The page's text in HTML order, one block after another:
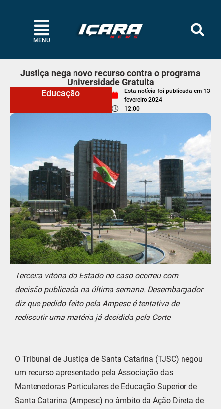
MENU
Justiça nega novo recurso contra o programa
Universidade Gratuita
Educação
Esta notícia foi publicada em 13
fevereiro 2024
12:00
Terceira vitória do Estado no caso ocorreu com
decisão publicada na última semana. Desembargador
diz que pedido feito pela Ampesc é tentativa de
rediscutir uma matéria já decidida pela Corte
O Tribunal de Justiça de Santa Catarina (TJSC) negou
um recurso apresentado pela Associação das
Mantenedoras Particulares de Educação Superior de
Santa Catarina (Ampesc) no âmbito da Ação Direta de